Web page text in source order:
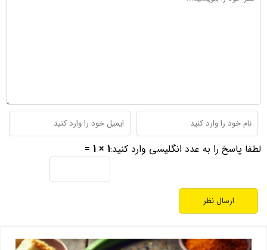
لطفا پاسخ را به عدد انگلیسی وارد کنید:1 × 1 =